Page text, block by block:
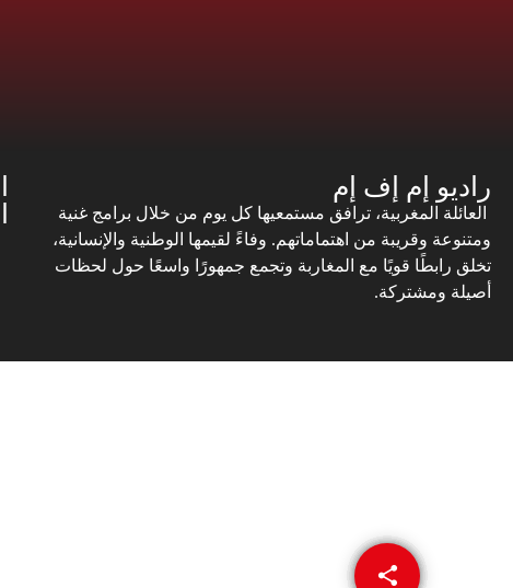
share
email
راديو إم إف إم
العائلة المغربية، ترافق مستمعيها كل يوم من خلال برامج غنية
ومتنوعة وقريبة من اهتماماتهم. وفاءً لقيمها الوطنية والإنسانية،
تخلق رابطًا قويًا مع المغاربة وتجمع جمهورًا واسعًا حول لحظات
أصيلة ومشتركة.